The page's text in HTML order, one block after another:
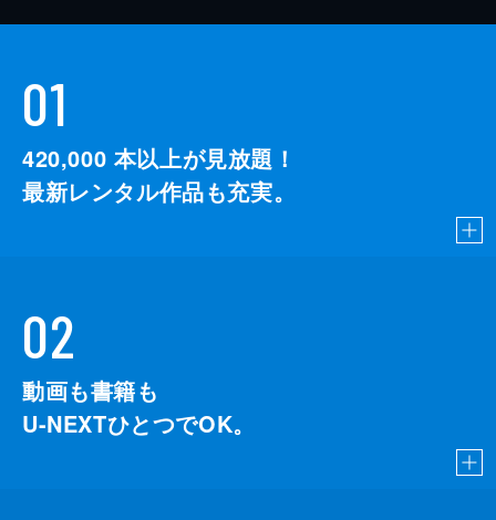
01
420,000 本以上が見放題！
最新レンタル作品も充実。
02
動画も書籍も
U-NEXTひとつでOK。